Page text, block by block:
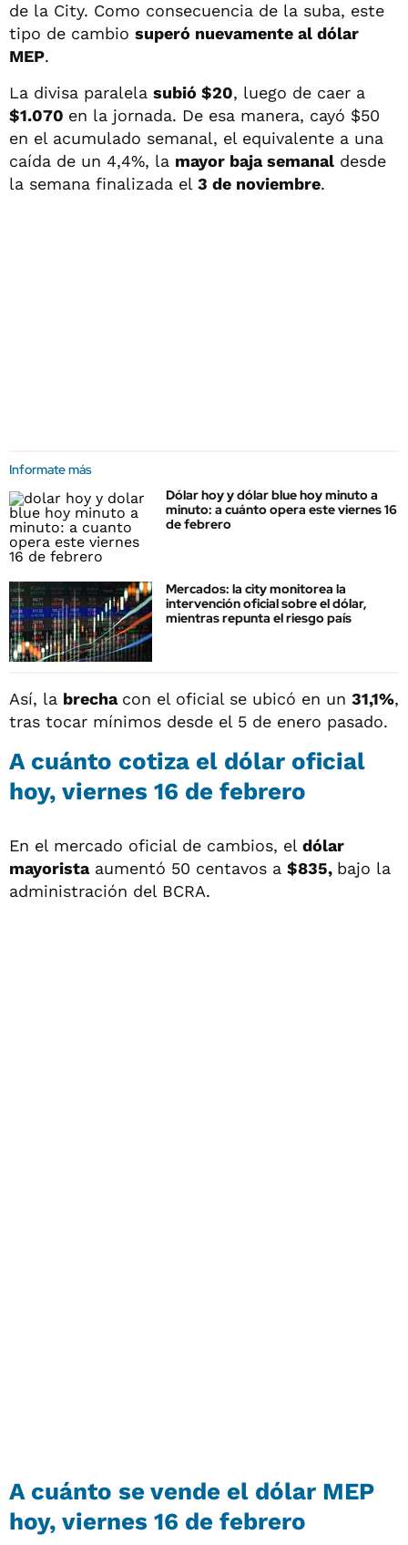
de la City. Como consecuencia de la suba, este
tipo de cambio superó nuevamente al dólar
MEP.
La divisa paralela subió $20, luego de caer a
$1.070 en la jornada. De esa manera, cayó $50
en el acumulado semanal, el equivalente a una
caída de un 4,4%, la mayor baja semanal desde
la semana finalizada el 3 de noviembre.
Informate más
Dólar hoy y dólar blue hoy minuto a
minuto: a cuánto opera este viernes 16
de febrero
Mercados: la city monitorea la
intervención oficial sobre el dólar,
mientras repunta el riesgo país
Así, la brecha con el oficial se ubicó en un 31,1%,
tras tocar mínimos desde el 5 de enero pasado.
A cuánto cotiza el dólar oficial
hoy, viernes 16 de febrero
En el mercado oficial de cambios, el dólar
mayoristaaumentó 50 centavos a $835, bajo la
administración del BCRA.
A cuánto se vende el dólar MEP
hoy, viernes 16 de febrero